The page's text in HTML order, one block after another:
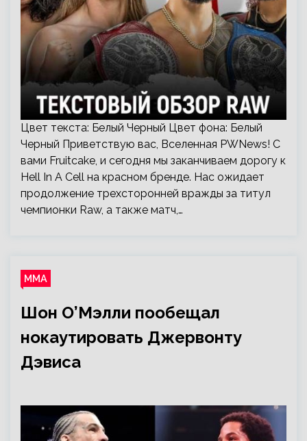
Цвет текста: Белый Черный Цвет фона: Белый
Черный Приветствую вас, Вселенная PWNews! С
вами Fruitcake, и сегодня мы заканчиваем дорогу к
Hell In A Cell на красном бренде. Нас ожидает
продолжение трехсторонней вражды за титул
чемпионки Raw, а также матч,…
ММА
Шон О’Мэлли пообещал
нокаутировать Джервонту
Дэвиса